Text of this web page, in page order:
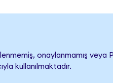
onaylanmamış
kullanılmaktadır.